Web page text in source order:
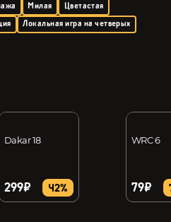
Милая
Цветастая
Локальная игра на четверых
Dakar 18
299₽ 42%
WRC 6
79₽